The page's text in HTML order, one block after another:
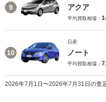
9 アクア
平均買取相場：
10
日産
ノート
平均買取相場：
2026年7月1日〜2026年7月31日の査